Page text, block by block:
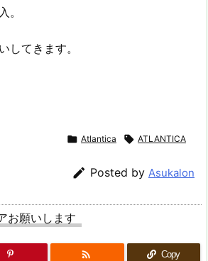
。
してきます。
 Atlantica  ATLANTICA
 Posted by Asukalon
お願いします
 Copy